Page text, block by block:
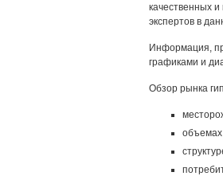
качественных
экспертов в
Информация,
графиками и
Обзор рынка
объемах